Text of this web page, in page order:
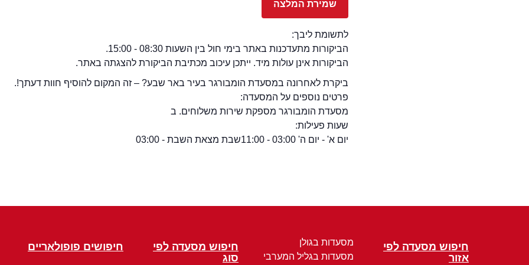
לתשומת ליבך:
הביקורות מתעדכנות באתר בימי חול בין השעות 08:30 - 15:00.
הביקורות אינן עולות מיד. ייתכן עיכוב מכתיבת הביקורת להצגתה באתר.
ביקרת לאחרונה במסעדת הומבורגר בעיר באר שבע? – זה המקום להוסיף חוות דעתך!.
פרטים נוספים על המסעדה:
מסעדת הומבורגר מספקת שירות משלוחים. ב
שעות פעילות:
יום א' - יום ה' 03:00 - 11:00
שבת מצאת השבת - 03:00
חיפוש מסעדה לפי
אזור
מסעדות בגולן
מסעדות בגליל המערבי
חיפוש מסעדה לפי
סוג
חיפושים פופולאריים